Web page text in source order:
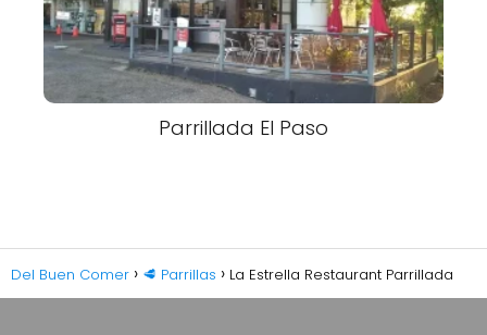
Parrillada El Paso
Del Buen Comer 🥩 Parrillas La Estrella Restaurant Parrillada